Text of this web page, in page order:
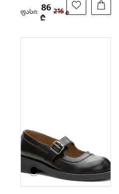
ფასი: 86
₾
216 ₾